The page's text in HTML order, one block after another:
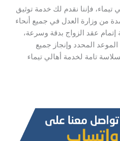
فإننا نقدم لك خدمة توثيق
من وزارة العدل في جميع أنحاء
عقد الزواج بدقة وسرعة،
المحدد وإنجاز جميع
تامة لخدمة أهالي تيماء